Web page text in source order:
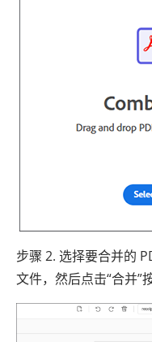
步骤 2. 选择要合并的
文件，然后点击“合并”